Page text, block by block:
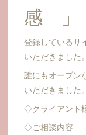
感 」
登録しているサ
いただきました。
誰にもオープン
いただきました。
◇クライアン
◇ご相談内容